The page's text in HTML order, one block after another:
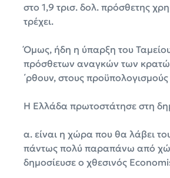
στο 1,9 τρισ. δολ. πρόσθετης
τρέχει.
Όμως, ήδη η ύπαρξη του
πρόσθετων αναγκών των
΄ρθουν, στους
Η Ελλάδα πρωτοστάτησε στη
α. είναι η χώρα που θα λάβει
πάντως πολύ παραπάνω από
δημοσίευσε ο χθεσινός